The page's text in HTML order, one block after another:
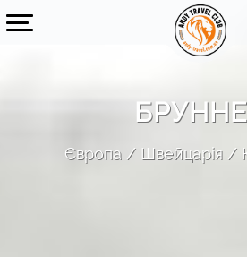
Європа Швейцарія